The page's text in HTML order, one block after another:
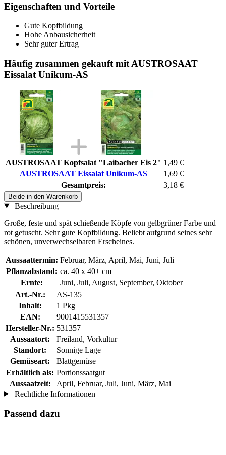
Eigenschaften und Vorteile
Gute Kopfbildung
Hohe Anbausicherheit
Sehr guter Ertrag
Häufig zusammen gekauft mit AUSTROSAAT
Eissalat Unikum-AS
AUSTROSAAT Kopfsalat "Laibacher Eis 2" 1,49 €
AUSTROSAAT Eissalat Unikum-AS
1,69 €
Gesamtpreis:
3,18 €
Beide in den Warenkorb
Beschreibung
Große, feste und spät schießende Köpfe von gelbgrüner Farbe und
rot getuscht. Sehr gute Kopfbildung. Beliebt aufgrund seines sehr
schönen, unverwechselbaren Erscheines.
Aussaattermin: Februar, März, April, Mai, Juni, Juli
Pflanzabstand: ca. 40 x 40+ cm
Ernte:
Juni, Juli, August, September, Oktober
Art.-Nr.:
AS-135
Inhalt:
1 Pkg
EAN:
9001415531357
Hersteller-Nr.: 531357
Aussaatort:
Freiland, Vorkultur
Standort:
Sonnige Lage
Gemüseart:
Blattgemüse
Erhältlich als: Portionssaatgut
Aussaatzeit:
April, Februar, Juli, Juni, März, Mai
Rechtliche Informationen
Passend dazu